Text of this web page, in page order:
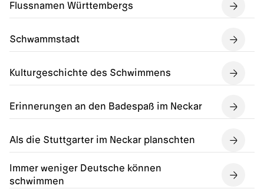
Flussnamen Württembergs
Schwammstadt
Kulturgeschichte des Schwimmens
Erinnerungen an den Badespaß im Neckar
Als die Stuttgarter im Neckar planschten
Immer weniger Deutsche können
schwimmen